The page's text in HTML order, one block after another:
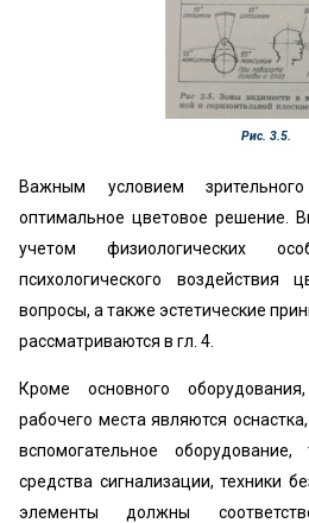
Рис. 3.5.
Важным условием
оптимальное цветовое решение.
учетом физиологических
психологического
вопросы, а также эстетические
рассматриваются в гл. 4.
Кроме основного
рабочего места являются
вспомогательное оборудование,
средства сигнализации, техники
элементы должны